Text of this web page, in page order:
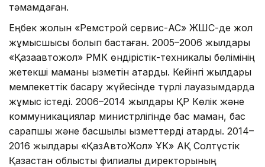
тәмамдаған.
Еңбек жолын «Ремстрой сервис-АС» ЖШС-де жол
жұмысшысы болып бастаған. 2005–2006 жылдары
«Қазақавтожол» РМК өндірістік-техникалық бөлімінің
жетекші маманы қызметін атқарды. Кейінгі жылдары
мемлекеттік басқару жүйесінде түрлі лауазымдарда
жұмыс істеді. 2006–2014 жылдары ҚР Көлік және
коммуникациялар министрлігінде бас маман, бас
сарапшы және басшылық қызметтерді атқарды. 2014–
2016 жылдары «ҚазАвтоЖол» ҰК» АҚ Солтүстік
Қазақстан облыстық филиалы директорының